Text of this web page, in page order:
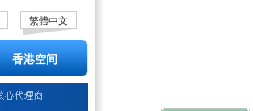
繁體中文
香港空间